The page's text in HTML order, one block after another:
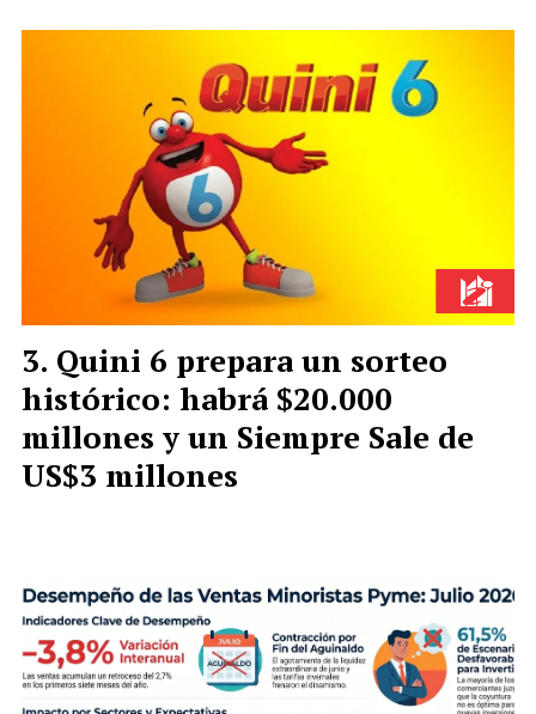
Quini 6 prepara un sorteo
histórico: habrá $20.000
millones y un Siempre Sale de
US$3 millones